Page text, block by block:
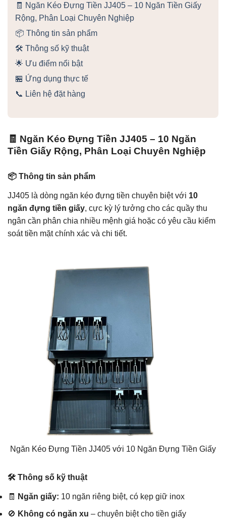
🧾 Ngăn Kéo Đựng Tiền JJ405 – 10 Ngăn Tiền Giấy
Rộng, Phân Loại Chuyên Nghiệp
📦 Thông tin sản phẩm
🛠️ Thông số kỹ thuật
🌟 Ưu điểm nổi bật
🏪 Ứng dụng thực tế
📞 Liên hệ đặt hàng
🧾 Ngăn Kéo Đựng Tiền JJ405 – 10 Ngăn
Tiền Giấy Rộng, Phân Loại Chuyên Nghiệp
📦 Thông tin sản phẩm
JJ405 là dòng ngăn kéo đựng tiền chuyên biệt với 10
ngăn đựng tiền giấy, cực kỳ lý tưởng cho các quầy thu
ngân cần phân chia nhiều mệnh giá hoặc có yêu cầu kiểm
soát tiền mặt chính xác và chi tiết.
Ngăn Kéo Đựng Tiền JJ405 với 10 Ngăn Đựng Tiền Giấy
🛠️ Thông số kỹ thuật
🧾 Ngăn giấy: 10 ngăn riêng biệt, có kẹp giữ inox
🚫 Không có ngăn xu – chuyên biệt cho tiền giấy